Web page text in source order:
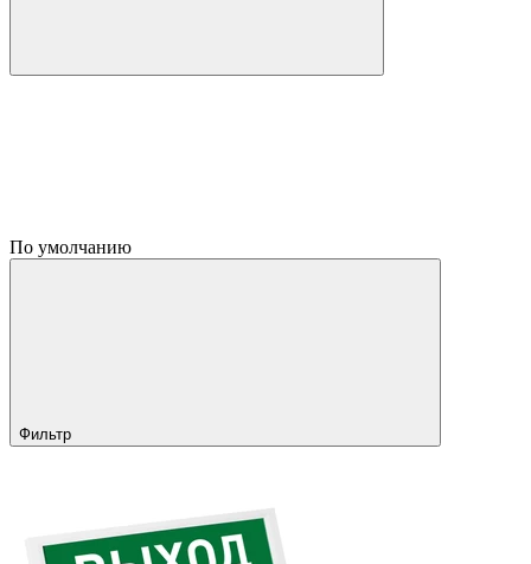
По умолчанию
Фильтр